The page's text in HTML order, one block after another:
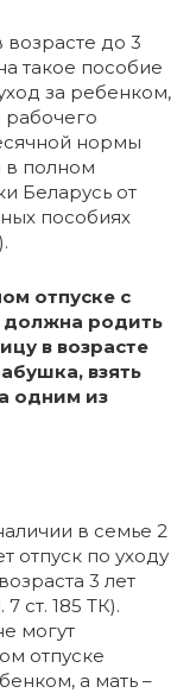
до 3
такое пособие
за ребенком,
рабочего
нормы
в полном
Беларусь от
пособиях
отпуске с
должна родить
в возрасте
взять
одним из
в семье 2
отпуск по уходу
3 лет
ст. 185 ТК).
могут
отпуске
а мать –